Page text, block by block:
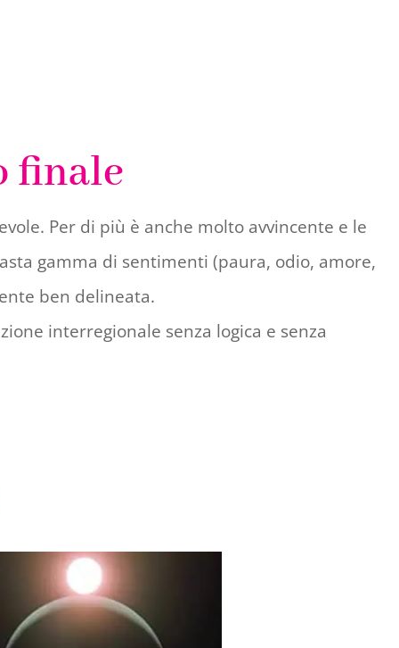
finale
Per di più è anche molto avvincente e le
gamma di sentimenti (paura, odio, amore,
ben delineata.
interregionale senza logica e senza